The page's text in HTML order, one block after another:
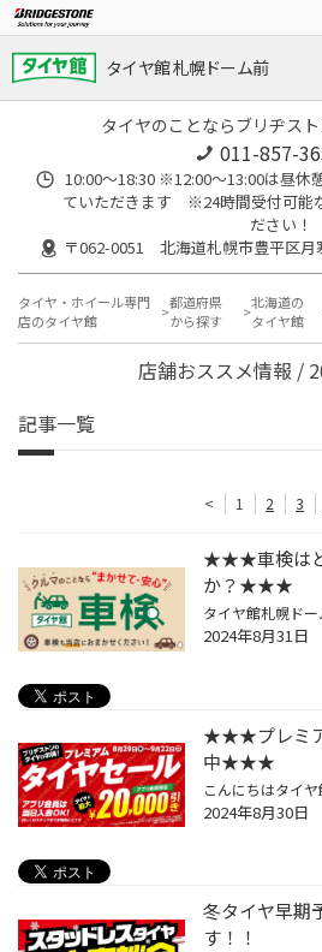
タイヤ館 札幌ドーム前
タイヤのことならブリヂス
011-857-
10:00～18:30 ※12:00～13:00は昼休
ていただきます ※24時間受付可能
ださい！
〒062-0051 北海道札幌市豊平区月
タイヤ・ホイール専門
店のタイヤ館
都道府県
から探す
北海道の
タイヤ館
店舗おススメ情報 /
記事一覧
< 1 2 3
★★★車検は
か？★★★
2024年8月31日
★★★プレミア
中★★★
2024年8月30日
冬タイヤ早期
す！！